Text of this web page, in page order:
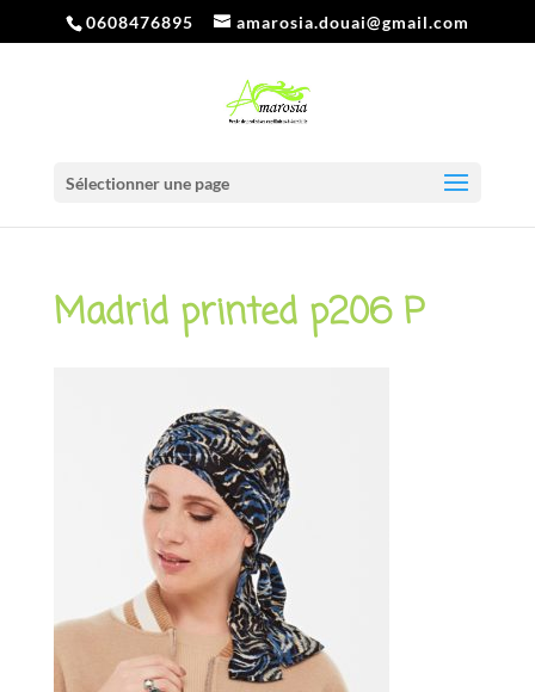
0608476895 amarosia.douai@gmail.com
Sélectionner une page
Madrid printed p206 P